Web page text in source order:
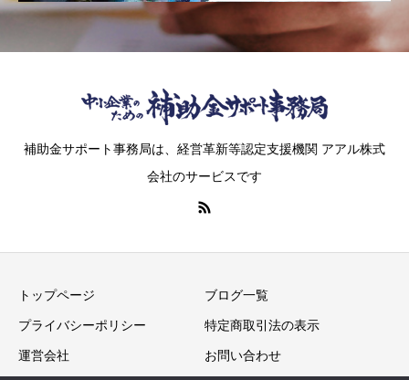
補助金サポート事務局は、経営革新等認定支援機関 アアル株式
会社のサービスです
トップページ ブログ一覧
プライバシーポリシー 特定商取引法の表示
運営会社 お問い合わせ